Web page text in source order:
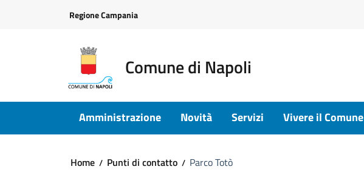
Regione Campania
Comune di Napoli
Amministrazione Novità Servizi Vivere il Comune
Home Punti di contatto Parco Totò